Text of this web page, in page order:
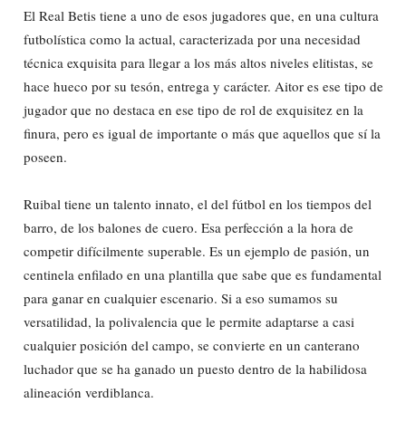
El Real Betis tiene a uno de esos jugadores que, en una cultura
futbolística como la actual, caracterizada por una necesidad
técnica exquisita para llegar a los más altos niveles elitistas, se
hace hueco por su tesón, entrega y carácter. Aitor es ese tipo de
jugador que no destaca en ese tipo de rol de exquisitez en la
finura, pero es igual de importante o más que aquellos que sí la
poseen.
Ruibal tiene un talento innato, el del fútbol en los tiempos del
barro, de los balones de cuero. Esa perfección a la hora de
competir difícilmente superable. Es un ejemplo de pasión, un
centinela enfilado en una plantilla que sabe que es fundamental
para ganar en cualquier escenario. Si a eso sumamos su
versatilidad, la polivalencia que le permite adaptarse a casi
cualquier posición del campo, se convierte en un canterano
luchador que se ha ganado un puesto dentro de la habilidosa
alineación verdiblanca.